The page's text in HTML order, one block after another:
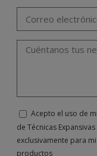
Acepto el uso de
de Técnicas
exclusivamente para
productos